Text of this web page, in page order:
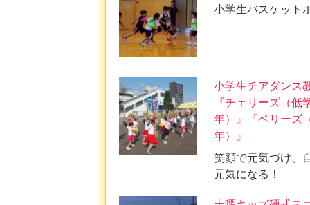
小学生バスケット
小学生チアダンス
『チェリーズ（低
年）』『ベリーズ
年）』
笑顔で元気づけ、
元気になる！